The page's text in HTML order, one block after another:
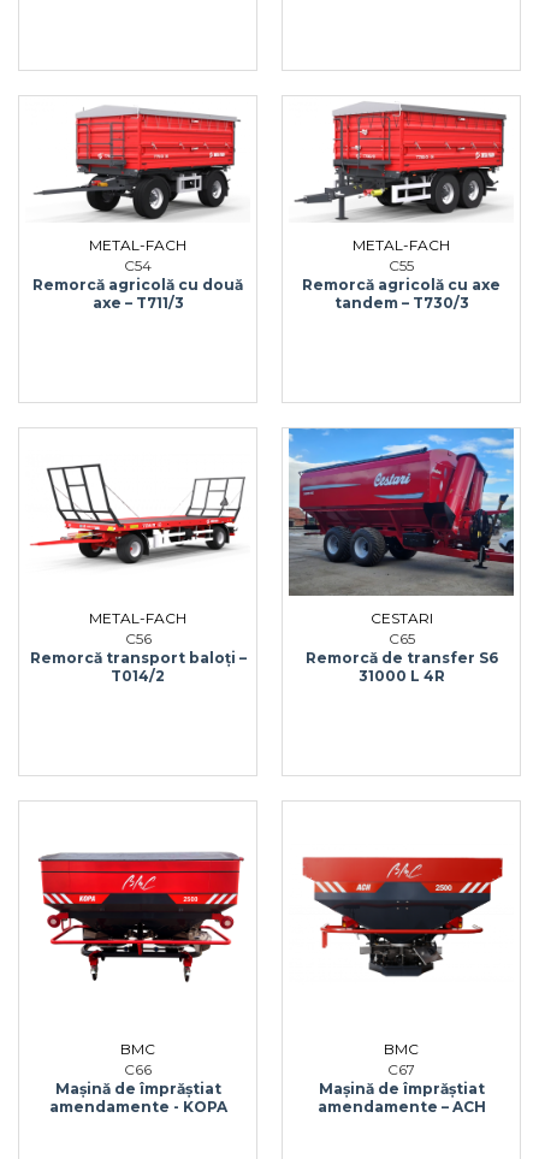
METAL-FACH
C54
Remorcă agricolă cu două
axe – T711/3
METAL-FACH
C55
Remorcă agricolă cu axe
tandem – T730/3
METAL-FACH
C56
Remorcă transport baloţi –
T014/2
CESTARI
C65
Remorcă de transfer S6
31000 L 4R
BMC
C66
Mașină de împrăștiat
amendamente - KOPA
BMC
C67
Mașină de împrăștiat
amendamente – ACH